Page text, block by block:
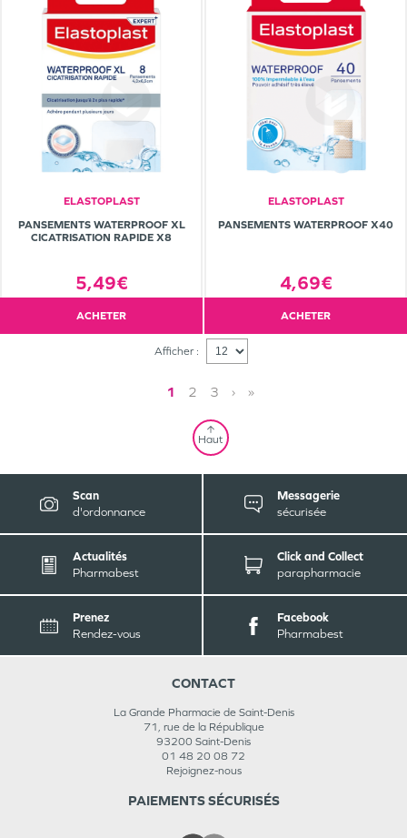
ELASTOPLAST
PANSEMENTS WATERPROOF XL
CICATRISATION RAPIDE X8
5,49€
ACHETER
ELASTOPLAST
PANSEMENTS WATERPROOF X40
4,69€
ACHETER
Afficher :
1 2 3 › »
Haut
Scan
d'ordonnance
Messagerie
sécurisée
Actualités
Pharmabest
Click and Collect
parapharmacie
Prenez
Rendez-vous
Facebook
Pharmabest
CONTACT
La Grande Pharmacie de Saint-Denis
71, rue de la République
93200 Saint-Denis
01 48 20 08 72
Rejoignez-nous
PAIEMENTS SÉCURISÉS